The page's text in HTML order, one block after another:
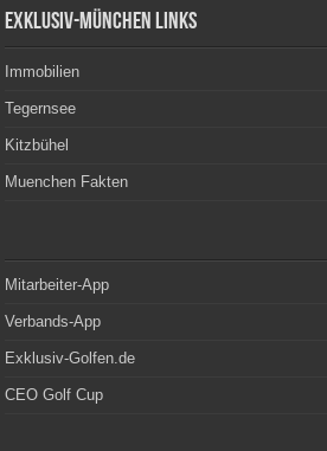
Exklusiv-München Links
Immobilien
Tegernsee
Kitzbühel
Muenchen Fakten
Mitarbeiter-App
Verbands-App
Exklusiv-Golfen.de
CEO Golf Cup